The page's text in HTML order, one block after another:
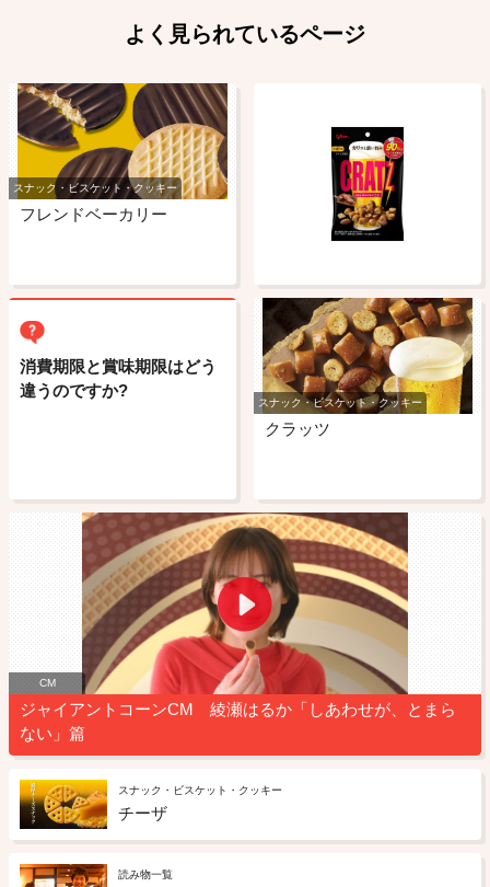
よく見られているページ
スナック・ビスケット・クッキー
フレンドベーカリー
消費期限と賞味期限はどう
違うのですか?
スナック・ビスケット・クッキー
クラッツ
CM
ジャイアントコーンCM 綾瀬はるか「しあわせが、とまら
ない」篇
スナック・ビスケット・クッキー
チーザ
読み物一覧